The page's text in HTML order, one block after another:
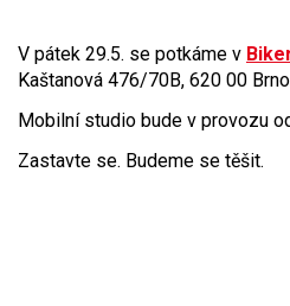
V pátek 29.5. se potkáme v
Kaštanová 476/70B, 620 00
Mobilní studio bude v provozu
Zastavte se. Budeme se těšit.